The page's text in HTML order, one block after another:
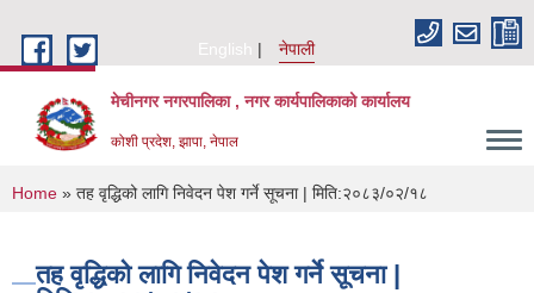
English
नेपाली
मेचीनगर नगरपालिका , नगर कार्यपालिकाको कार्यालय
कोशी प्रदेश, झापा, नेपाल
You are here
Home » तह वृद्धिको लागि निवेदन पेश गर्ने सूचना | मिति:२०८३/०२/१८
तह वृद्धिको लागि निवेदन पेश गर्ने सूचना |